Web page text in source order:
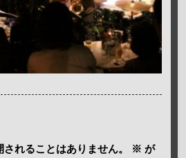
れることはありません。 ※ が